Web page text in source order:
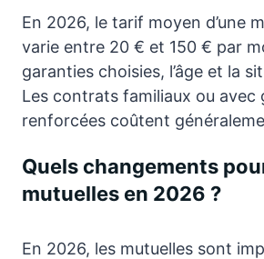
En 2026, le tarif moyen d’une
varie entre 20 € et 150 € par
garanties choisies, l’âge et la
Les contrats familiaux ou avec
renforcées coûtent
Quels changements
mutuelles en 2026 ?
En 2026, les mutuelles sont